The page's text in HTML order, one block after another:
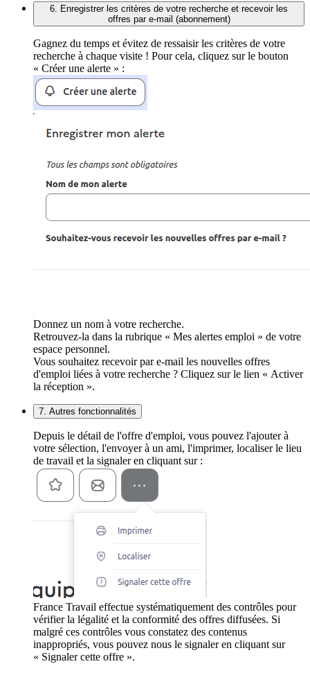
6. Enregistrer les critères de votre recherche et recevoir les
offres par e-mail (abonnement)
Gagnez du temps et évitez de ressaisir les critères de votre
recherche à chaque visite ! Pour cela, cliquez sur le bouton
« Créer une alerte » :
Donnez un nom à votre recherche.
Retrouvez-la dans la rubrique « Mes alertes emploi » de votre
espace personnel.
Vous souhaitez recevoir par e-mail les nouvelles offres
d'emploi liées à votre recherche ? Cliquez sur le lien « Activer
la réception ».
7. Autres fonctionnalités
Depuis le détail de l'offre d'emploi, vous pouvez l'ajouter à
votre sélection, l'envoyer à un ami, l'imprimer, localiser le lieu
de travail et la signaler en cliquant sur :
France Travail effectue systématiquement des contrôles pour
vérifier la légalité et la conformité des offres diffusées. Si
malgré ces contrôles vous constatez des contenus
inappropriés, vous pouvez nous le signaler en cliquant sur
« Signaler cette offre ».